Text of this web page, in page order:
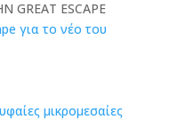
για το νέο του
μικρομεσαίες